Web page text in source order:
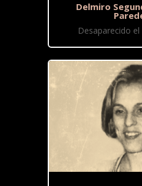
Delmiro
Desaparecido